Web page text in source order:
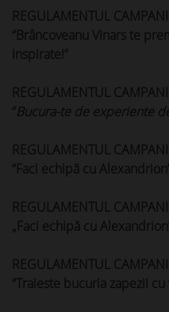
REGULAMENTUL
“Brâncoveanu Vinars te
inspirate!”
REGULAMENTUL
“Bucura-te de experiente
REGULAMENTUL
“Faci echipă cu
REGULAMENTUL
„Faci echipă cu
REGULAMENTUL
“Traieste bucuria zapezii